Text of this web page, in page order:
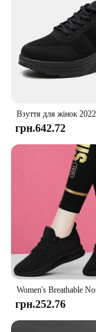
грн.642.72
грн.252.76